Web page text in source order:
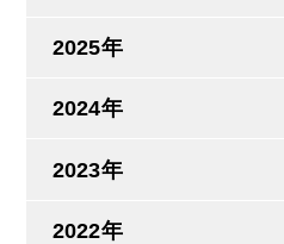
2025年
2024年
2023年
2022年